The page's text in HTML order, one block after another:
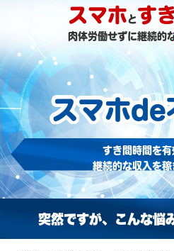
スマホとす
肉体労働せずに継続的
スマホde
すき間時間を
継続的な収入を稼
突然ですが、こんな悩